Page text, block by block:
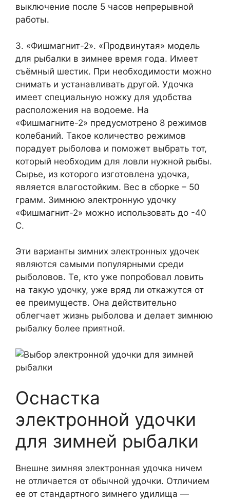
выключение после 5 часов непрерывной
работы.
3. «Фишмагнит-2». «Продвинутая» модель
для рыбалки в зимнее время года. Имеет
съёмный шестик. При необходимости можно
снимать и устанавливать другой. Удочка
имеет специальную ножку для удобства
расположения на водоеме. На
«Фишмагните-2» предусмотрено 8 режимов
колебаний. Такое количество режимов
порадует рыболова и поможет выбрать тот,
который необходим для ловли нужной рыбы.
Сырье, из которого изготовлена удочка,
является влагостойким. Вес в сборке – 50
грамм. Зимнюю электронную удочку
«Фишмагнит-2» можно использовать до -40
С.
Эти варианты зимних электронных удочек
являются самыми популярными среди
рыболовов. Те, кто уже попробовал ловить
на такую удочку, уже вряд ли откажутся от
ее преимуществ. Она действительно
облегчает жизнь рыболова и делает зимнюю
рыбалку более приятной.
Оснастка
электронной удочки
для зимней рыбалки
Внешне зимняя электронная удочка ничем
не отличается от обычной удочки. Отличием
ее от стандартного зимнего удилища —